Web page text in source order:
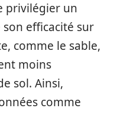
privilégier un
efficacité sur
comme le sable,
moins
sol. Ainsi,
comme